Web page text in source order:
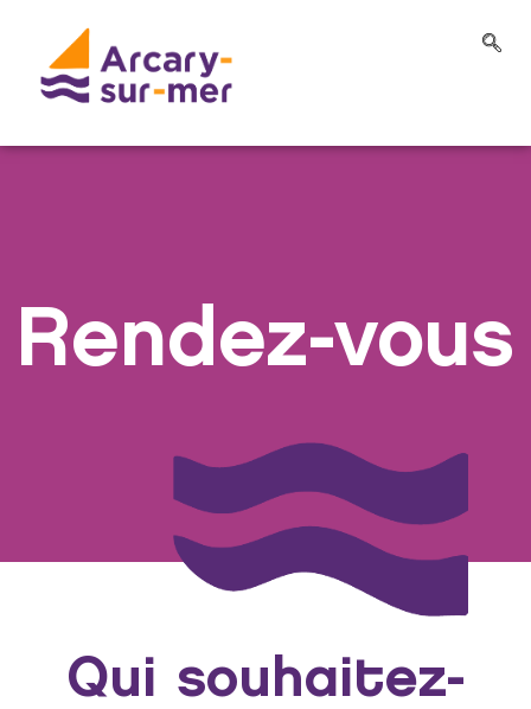
Rendez-vous
Qui souhaitez-